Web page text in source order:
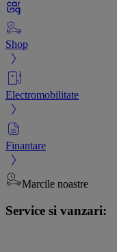
Shop
Electromobilitate
Finantare
Marcile noastre
Service si vanzari: